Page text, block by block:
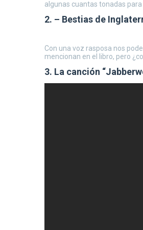
algunas cuantas tonadas para
2. – Bestias de
Con una voz rasposa nos
mencionan en el libro, pero
3. La canción